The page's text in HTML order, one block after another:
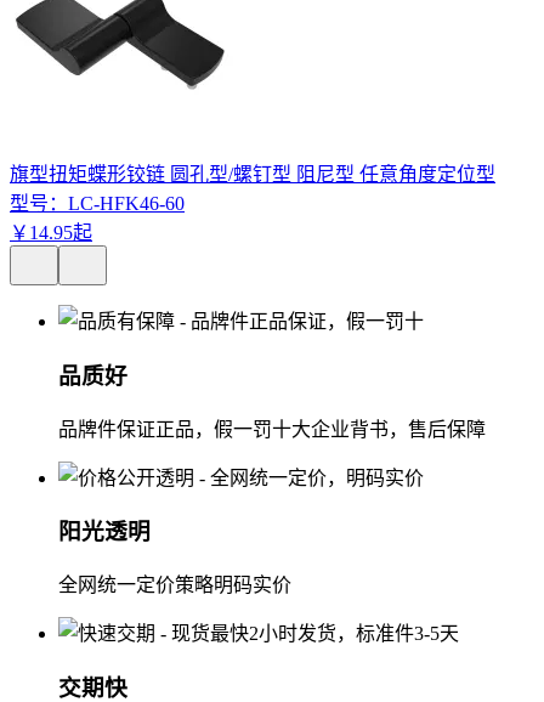
旗型扭矩蝶形铰链 圆孔型/螺钉型 阻尼型 任意角度定位型
型号： LC-HFK46-60
￥ 14.95起
品质好
品牌件保证正品，假一罚十大企业背书，售后保障
阳光透明
全网统一定价策略明码实价
交期快